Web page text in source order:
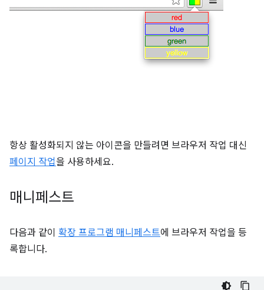
항상 활성화되지 않는 아이콘을 만들려면 브라우저 작업 대신
페이지 작업을 사용하세요.
매니페스트
다음과 같이 확장 프로그램 매니페스트에 브라우저 작업을 등
록합니다.